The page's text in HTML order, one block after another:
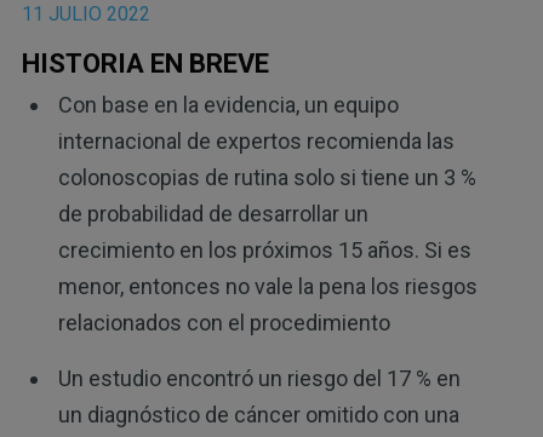
11 JULIO 2022
HISTORIA EN BREVE
Con base en la evidencia, un equipo
internacional de expertos recomienda las
colonoscopias de rutina solo si tiene un 3 %
de probabilidad de desarrollar un
crecimiento en los próximos 15 años. Si es
menor, entonces no vale la pena los riesgos
relacionados con el procedimiento
Un estudio encontró un riesgo del 17 % en
un diagnóstico de cáncer omitido con una